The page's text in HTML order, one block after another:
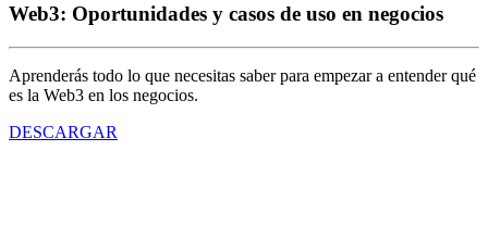
Web3: Oportunidades y casos de uso en negocios
Aprenderás todo lo que necesitas saber para empezar a entender qué
es la Web3 en los negocios.
DESCARGAR